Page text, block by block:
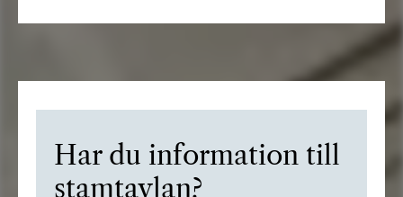
Har du information till
stamtavlan?